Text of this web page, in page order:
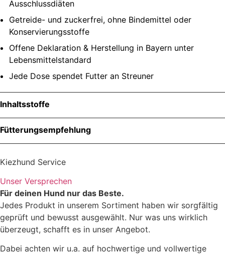
Ausschlussdiäten
Getreide- und zuckerfrei, ohne Bindemittel oder
Konservierungsstoffe
Offene Deklaration & Herstellung in Bayern unter
Lebensmittelstandard
Jede Dose spendet Futter an Streuner
Inhaltsstoffe
Fütterungsempfehlung
1 – 5 kg
5 – 10 kg 300 – 500 g
10 – 20 kg 500 – 845 g
Kiezhund Service
Unser Versprechen
Für deinen Hund nur das Beste.
Jedes Produkt in unserem Sortiment haben wir sorgfältig
geprüft und bewusst ausgewählt. Nur was uns wirklich
überzeugt, schafft es in unser Angebot.
Dabei achten wir u.a. auf hochwertige und vollwertige